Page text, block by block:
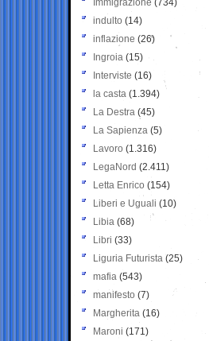
Immigrazione (734)
indulto (14)
inflazione (26)
Ingroia (15)
Interviste (16)
la casta (1.394)
La Destra (45)
La Sapienza (5)
Lavoro (1.316)
LegaNord (2.411)
Letta Enrico (154)
Liberi e Uguali (10)
Libia (68)
Libri (33)
Liguria Futurista (25)
mafia (543)
manifesto (7)
Margherita (16)
Maroni (171)